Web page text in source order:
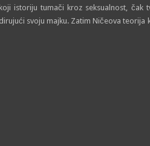
istoriju tumači kroz seksualnost, čak
svoju majku. Zatim Ničeova teorija